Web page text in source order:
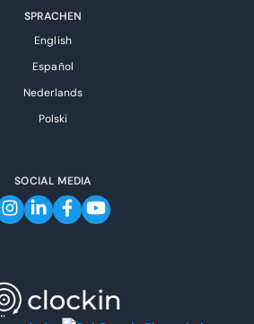
SPRACHEN
English
Español
Nederlands
Polski
SOCIAL MEDIA